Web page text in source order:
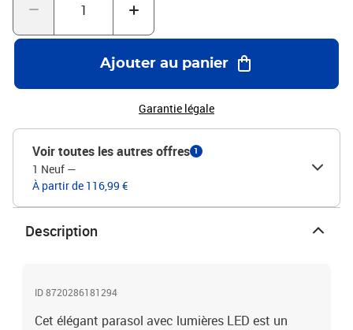
plus, ce parasol de patio dispose de 24 LED pour illuminer votre
romantique lorsque le soleil se couche. Veuillez noter que nous
vous recommandons de traiter le tissu du parasol avec un spray
imperméabilisant s'il est soumis à des fortes
précipitations.Couleur : bleu azuréMatériau : tissu avec un
revêtement en PA, aluminiumDimensions totales : 250 x 230 cm
l)Comprend un système à manivelle et orifice de
ventilationInclinaison et rotation sur 360 degrésAvec 8 nervures
en aluminiumComprend 24 lumières LEDY compris une cellule
solaireL'assemblage est requis
Ajouter au panier
Garantie légale
Voir toutes les autres offres 1
1 Neuf —
À partir de 116,99 €
Description
ID 8720286181294
Cet élégant parasol avec lumières LED est un